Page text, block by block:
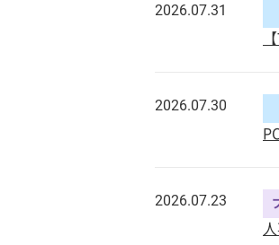
2026.07.31
2026.07.30
2026.07.23